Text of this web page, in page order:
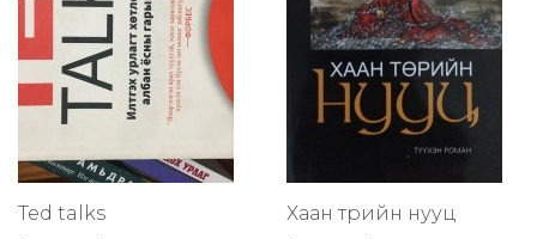
Ted talks Хаан төрийн нууц